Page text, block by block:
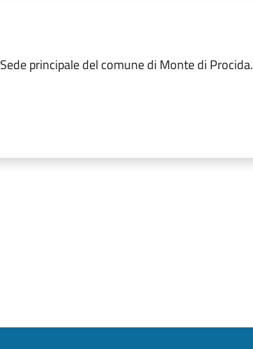
Sede principale del comune di Monte di Procida.